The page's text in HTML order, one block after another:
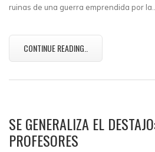
ruinas de una guerra emprendida por la…
CONTINUE READING..
SE GENERALIZA EL
PROFESORES